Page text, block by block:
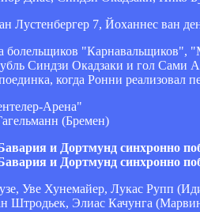
Лустенбергер 7, Йоханнес ван
болельщиков "Карнавальщиков",
Синдзи Окадзаки и гол
когда Ронни реализовал
Арена"
(Бремен)
Уве Хунемайер, Лукас Рупп
Штродьек, Элиас Качунга